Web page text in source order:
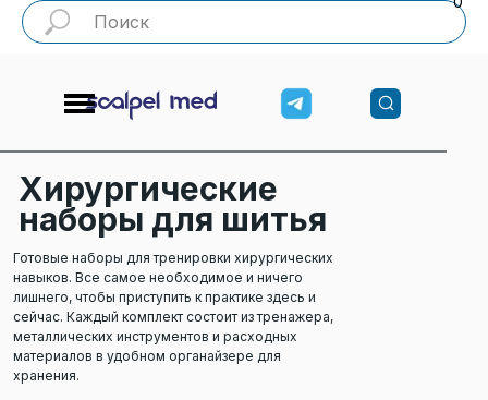
Хирургические
наборы для шитья
Готовые наборы для тренировки хирургических
навыков. Все самое необходимое и ничего
лишнего, чтобы приступить к практике здесь и
сейчас. Каждый комплект состоит из тренажера,
металлических инструментов и расходных
материалов в удобном органайзере для
хранения.